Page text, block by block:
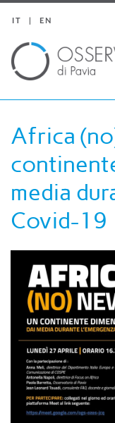
IT EN
Africa
media
Covid-19